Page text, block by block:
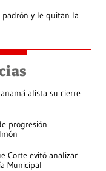
padrón y le quitan la
alista su cierre
progresión
Corte evitó analizar
Municipal